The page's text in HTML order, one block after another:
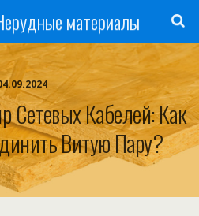
материалы
Сетевых Кабелей: Как
Витую Пару?